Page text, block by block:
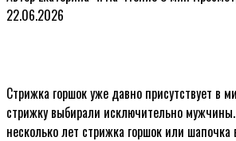
22.06.2026
Стрижка горшок уже давно присутствует в
стрижку выбирали исключительно
несколько лет стрижка горшок или шапочка